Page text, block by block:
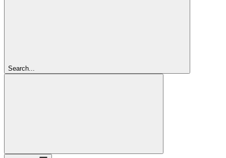
Search...